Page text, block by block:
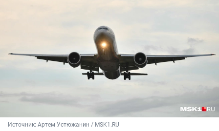
Источник: Артем Устюжанин / MSK1.RU